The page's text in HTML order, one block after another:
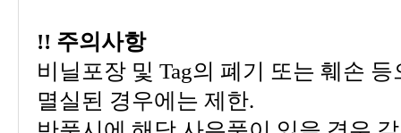
!! 주의사항
멸실된 경우에는 제한.